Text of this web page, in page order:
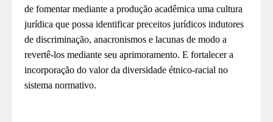
de fomentar mediante a produção acadêmica uma cultura
jurídica que possa identificar preceitos jurídicos indutores
de discriminação, anacronismos e lacunas de modo a
revertê-los mediante seu aprimoramento. E fortalecer a
incorporação do valor da diversidade étnico-racial no
sistema normativo.